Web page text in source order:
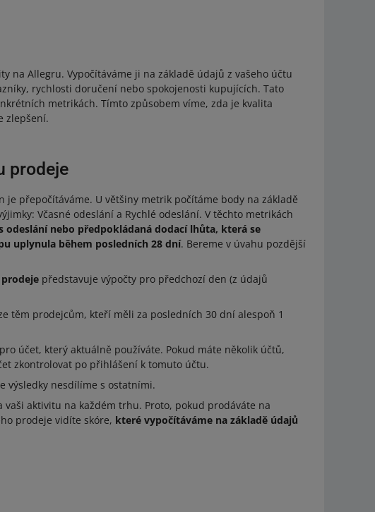
na Allegru. Vypočítáváme ji na základě údajů z vašeho účtu
rychlosti doručení nebo spokojenosti kupujících. Tato
metrikách. Tímto způsobem víme, zda je kvalita
zlepšení.
prodeje
je přepočítáváme. U většiny metrik počítáme body na základě
Včasné odeslání a Rychlé odeslání. V těchto metrikách
odeslání nebo předpokládaná dodací lhůta, která se
uplynula během posledních 28 dní. Bereme v úvahu pozdější
představuje výpočty pro předchozí den (z údajů
těm prodejcům, kteří měli za posledních 30 dní alespoň 1
účet, který aktuálně používáte. Pokud máte několik účtů,
zkontrolovat po přihlášení k tomuto účtu.
výsledky nesdílíme s ostatními.
aktivitu na každém trhu. Proto, pokud prodáváte na
prodeje vidíte skóre, které vypočítáváme na základě údajů